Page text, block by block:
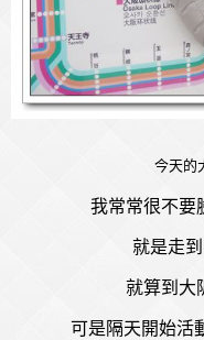
今天的
我常常很不要
就是走
就算到大
可是隔天開始活